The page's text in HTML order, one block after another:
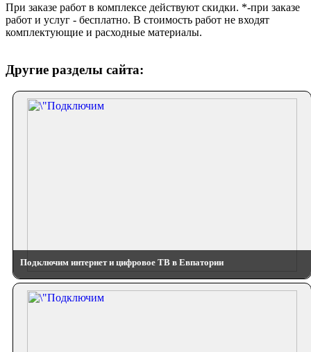
При заказе работ в комплексе действуют скидки. *-при заказе
работ и услуг - бесплатно. В стоимость работ не входят
комплектующие и расходные материалы.
Другие разделы сайта:
Подключим интернет и цифровое ТВ в Евпатории